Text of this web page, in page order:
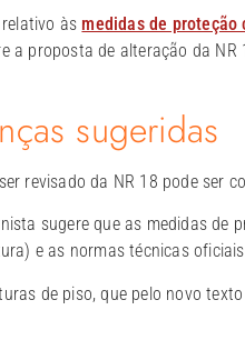
às medidas de
a proposta de alteração da NR
sugeridas
revisado da NR 18 pode ser
sugere que as medidas
e as normas técnicas
de piso, que pelo novo